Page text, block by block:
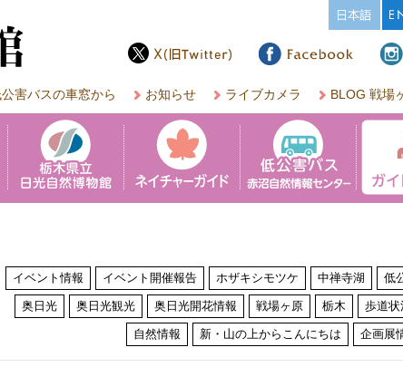
害バスの車窓から お知らせ ライブカメラ BLOG 戦場
イベント情報 イベント開催報告 ホザキシモツケ 中禅寺湖 低
奥日光 奥日光観光 奥日光開花情報 戦場ヶ原 栃木 歩道状
自然情報 新・山の上からこんにちは 企画展